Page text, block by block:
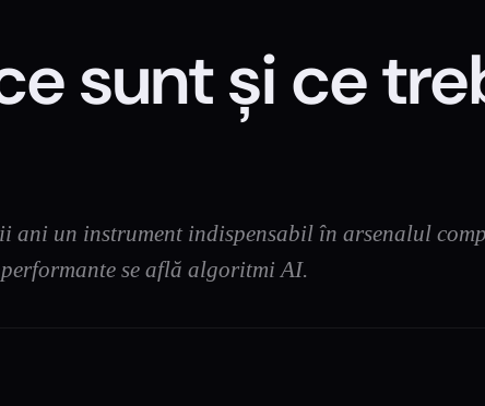
sunt și ce
un instrument indispensabil în arsenalul
se află algoritmi AI.